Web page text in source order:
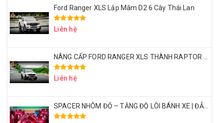
Ford Ranger XLS Lắp Mâm D2 6 Cây Thái Lan
Liên hệ
NÂNG CẤP FORD RANGER XLS THÀNH RAPTOR VỚI CHI PHÍ 50 TRIỆU – CÓ XỨNG ĐÁNG KHÔNG?
Liên hệ
SPACER NHÔM ĐỎ – TĂNG ĐỘ LÒI BÁNH XE | ĐẲNG CẤP DÂN CHƠI BÁN TẢI